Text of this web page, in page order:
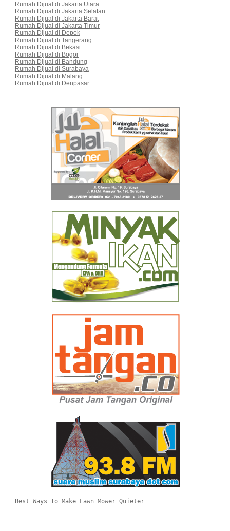
Rumah Dijual di Jakarta Utara
Rumah Dijual di Jakarta Selatan
Rumah Dijual di Jakarta Barat
Rumah Dijual di Jakarta Timur
Rumah Dijual di Depok
Rumah Dijual di Tangerang
Rumah Dijual di Bekasi
Rumah Dijual di Bogor
Rumah Dijual di Bandung
Rumah Dijual di Surabaya
Rumah Dijual di Malang
Rumah Dijual di Denpasar
Best Ways To Make Lawn Mower Quieter